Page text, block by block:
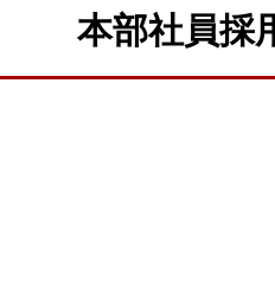
本部社員採